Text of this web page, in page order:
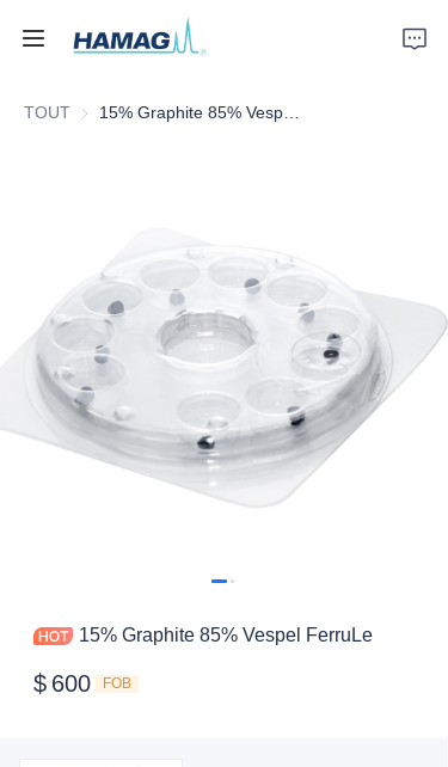
TOUT
15% Graphite 85% Vespel FerruLe
$ 600 FOB
Accueil
Actualités